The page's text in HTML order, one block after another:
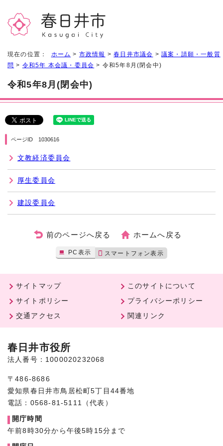
現在の位置： ホーム > 市政情報 >春日井市議会 >議案・請願・一般質
問 > 令和5年 本会議・委員会 > 令和5年8月(閉会中)
令和5年8月(閉会中)
ページID 1030616
文教経済委員会
厚生委員会
建設委員会
前のページへ戻る ホームへ戻る
PC表示 スマートフォン表示
サイトマップ
このサイトについて
サイトポリシー
プライバシーポリシー
交通アクセス
関連リンク
春日井市役所
法人番号：1000020232068
〒486-8686
愛知県春日井市鳥居松町5丁目44番地
電話：0568-81-5111（代表）
開庁時間
午前8時30分から午後5時15分まで